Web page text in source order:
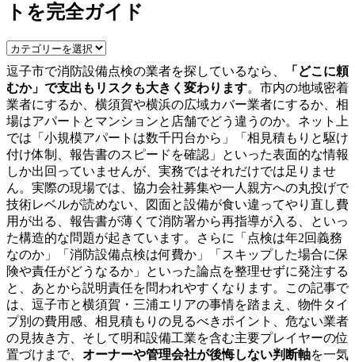
トを完全ガイド
逗子市で消防設備点検の業者を探しているなら、
「どこに頼
むか」で支出もリスクも大きく変わります。市内の地域密着
業者にするか、横須賀や横浜の広域カバー業者にするか、相
場はアパートとマンションと店舗でどう違うのか。ネット上
では「小規模アパートは数千円台から」「相見積もりと駆け
付け体制、報告書のスピードを確認」といった表面的な情報
しか出回っていませんが、実務ではそれだけでは足りませ
ん。実際の現場では、協力会社募集や一人親方への丸投げで
技術レベルが読めない、図面と設備が食い違ってやり直し費
用が出る、報告書が薄くて消防署から再指導が入る、といっ
た構造的な問題が起きています。さらに「点検は年2回義務
なのか」「消防設備点検は何費か」「スキップした場合に保
険や責任がどうなるか」といった論点を整理せずに発注する
と、あとから説明責任を問われやすくなります。この記事で
は、逗子市と横須賀・三浦エリアの事情を踏まえ、物件タイ
プ別の費用感、相見積もりの見るべきポイント、危ない業者
の見抜き方、そして明和設備工業を含む主要プレイヤーの位
置づけまで、 オーナーや管理会社が後悔しない判断軸を一気